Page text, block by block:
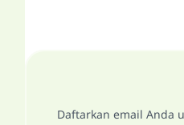
Daftarkan email Anda